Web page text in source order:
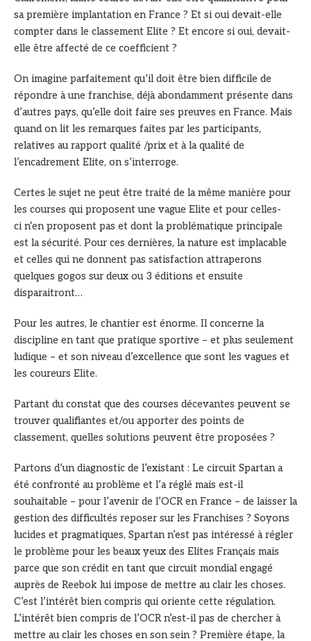
sa première implantation en France ? Et si oui devait-elle
compter dans le classement Elite ? Et encore si oui, devait-
elle être affecté de ce coefficient ?
On imagine parfaitement qu’il doit être bien difficile de
répondre à une franchise, déjà abondamment présente dans
d’autres pays, qu’elle doit faire ses preuves en France. Mais
quand on lit les remarques faites par les participants,
relatives au rapport qualité /prix et à la qualité de
l’encadrement Elite, on s’interroge.
Certes le sujet ne peut être traité de la même manière pour
les courses qui proposent une vague Elite et pour celles-
ci n‘en proposent pas et dont la problématique principale
est la sécurité. Pour ces dernières, la nature est implacable
et celles qui ne donnent pas satisfaction attraperons
quelques gogos sur deux ou 3 éditions et ensuite
disparaitront…
Pour les autres, le chantier est énorme. Il concerne la
discipline en tant que pratique sportive – et plus seulement
ludique – et son niveau d’excellence que sont les vagues et
les coureurs Elite.
Partant du constat que des courses décevantes peuvent se
trouver qualifiantes et/ou apporter des points de
classement, quelles solutions peuvent être proposées ?
Partons d’un diagnostic de l’existant : Le circuit Spartan a
été confronté au problème et l’a réglé mais est-il
souhaitable – pour l’avenir de l’OCR en France – de laisser la
gestion des difficultés reposer sur les Franchises ? Soyons
lucides et pragmatiques, Spartan n’est pas intéressé à régler
le problème pour les beaux yeux des Elites Français mais
parce que son crédit en tant que circuit mondial engagé
auprès de Reebok lui impose de mettre au clair les choses.
C’est l’intérêt bien compris qui oriente cette régulation.
L’intérêt bien compris de l’OCR n’est-il pas de chercher à
mettre au clair les choses en son sein ? Première étape, la